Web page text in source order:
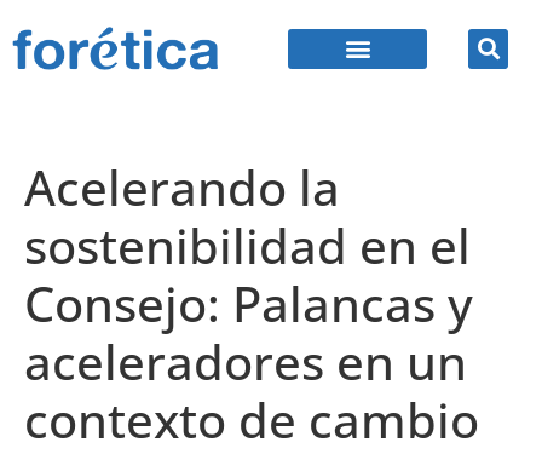
Acelerando la
sostenibilidad en el
Consejo: Palancas y
aceleradores en un
contexto de cambio